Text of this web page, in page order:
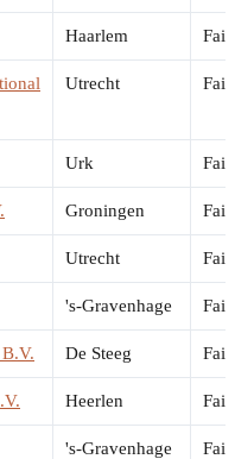
Haarlem
Utrecht
Urk
Groningen
Utrecht
's-Gravenhage
De Steeg
Heerlen
's-Gravenhage